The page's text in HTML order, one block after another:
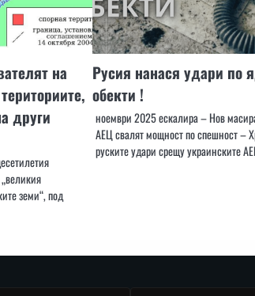
на
други
земи“, под
Русия нанася удари по
обекти !
ноември 2025 ескалира – Нов
АЕЦ свалят мощност по спешност –
руските удари срещу украинските